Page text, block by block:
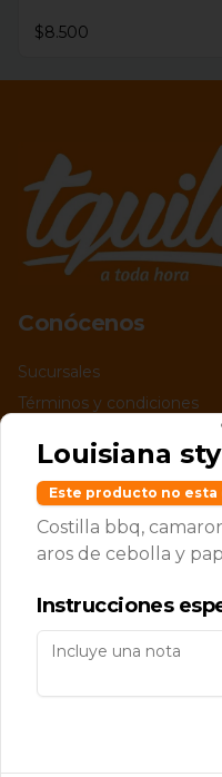
$8.500
Conócenos
Sucursales
Términos y condiciones
Redes sociales
Instagram
Facebook
Mi cuenta
Iniciar sesión
Louisiana
Este producto no
Costilla bbq,
aros de cebolla y
Instrucciones